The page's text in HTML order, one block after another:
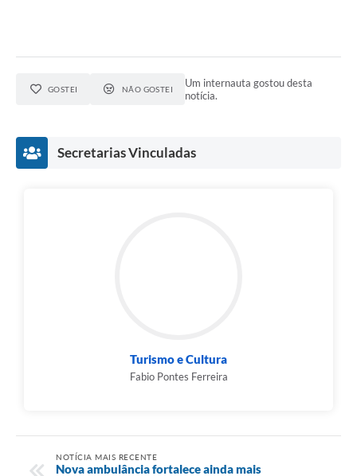
GOSTEI NÃO GOSTEI
Um internauta gostou desta
notícia.
Secretarias Vinculadas
Turismo e Cultura
Fabio Pontes Ferreira
NOTÍCIA MAIS RECENTE
Nova ambulância fortalece ainda mais